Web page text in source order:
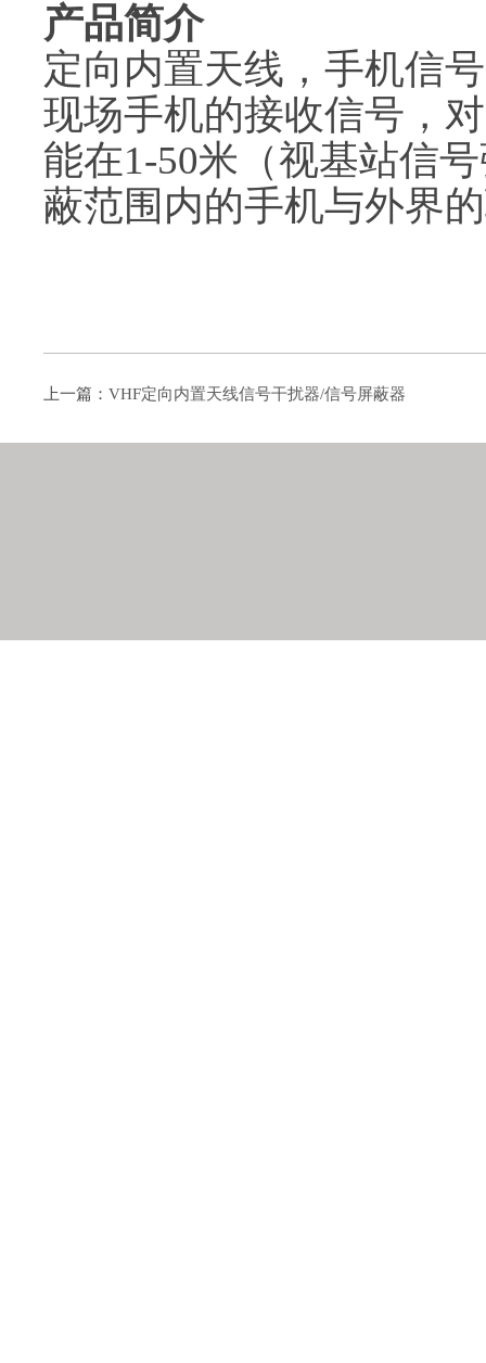
产品简介
定向内置天线，手机信
现场手机的接收信号，
能在1-50米（视基站信
蔽范围内的手机与外界
上一篇： VHF定向内置天线信号干扰器/信号屏蔽器